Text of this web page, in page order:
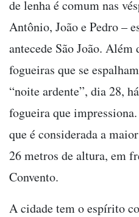
de lenha é comum nas
Antônio, João e Pedro –
antecede São João. Além
fogueiras que se
“noite ardente”, dia 28,
fogueira que
que é considerada a
26 metros de altura, em
Convento.
A cidade tem o espírito